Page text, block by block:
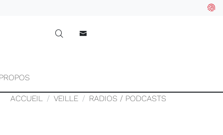
ACCUEIL VEILLE RADIOS / PODCASTS